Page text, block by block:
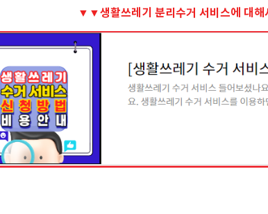
▼▼생활쓰레기 분리수거 서비스에 대